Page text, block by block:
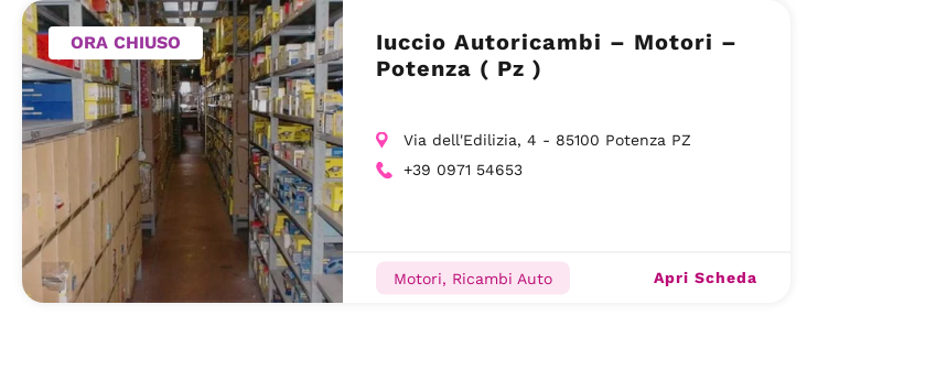
ORA CHIUSO
Iuccio Autoricambi – Motori –
Potenza ( Pz )
Via dell'Edilizia, 4 - 85100 Potenza PZ
+39 0971 54653
Motori, Ricambi Auto Apri Scheda